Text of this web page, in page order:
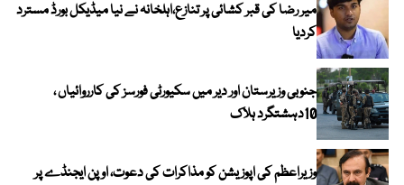
میر رضا کی قبر کشائی پر تنازع،اہلخانہ نے نیا میڈیکل بورڈ مسترد
کردیا
جنوبی وزیرستان اور دیر میں سکیورٹی فورسز کی کارروائیاں ،
10دہشتگرد ہلاک
وزیراعظم کی اپوزیشن کو مذاکرات کی دعوت، اوپن ایجنڈے پر